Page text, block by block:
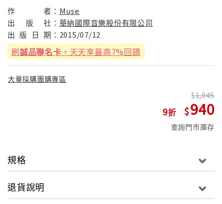
作 者： Muse
出
版 社： 華納國際音樂股份有限公司
出 版 日 期： 2015/07/12
刷誠品聯名卡 ，天天享最高7%回饋
大量採購團購專區
9
1,045
940
查詢門市庫存
規格
退貨說明